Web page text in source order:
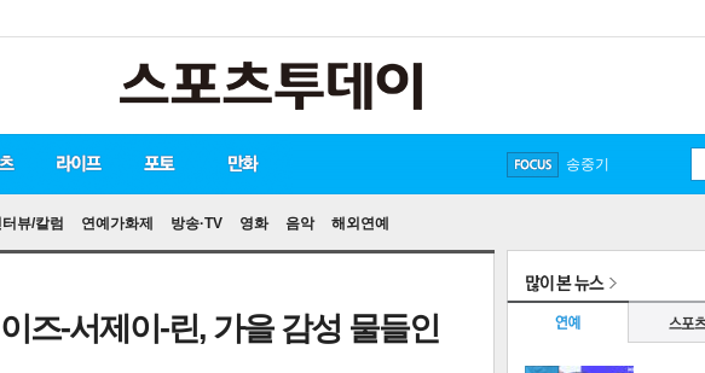
뷰/칼럼 연예가화제 방송·TV 영화 음악 해외연예
송중기
즈-서제이-린, 가을 감성 물들인